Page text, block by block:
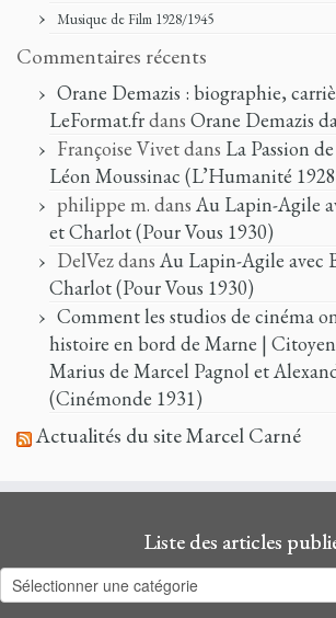
Musique de Film 1928/1945
Commentaires récents
Orane Demazis : biographie,
LeFormat.frdans Orane Demazis
Françoise Vivetdans La Passion
Léon Moussinac (L’Humanité
philippe m. dans Au Lapin-Agile
et Charlot (Pour Vous 1930)
DelVezdans Au Lapin-Agile avec
Charlot (Pour Vous 1930)
Comment les studios de cinéma
histoire en bord de Marne |
Marius de Marcel Pagnol et
(Cinémonde 1931)
Actualités du site Marcel Carné
Liste des articles
Liste
des